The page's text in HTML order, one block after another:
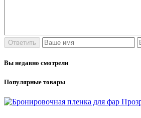
Вы недавно смотрели
Популярные товары